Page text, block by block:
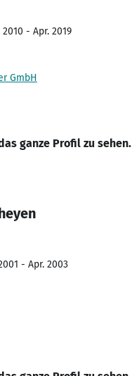
- Apr. 2019
GmbH
ganze Profil zu sehen.
- Apr. 2003